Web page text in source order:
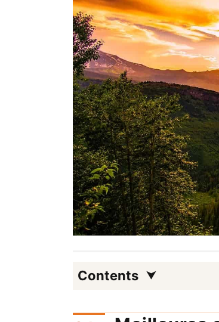
Contents